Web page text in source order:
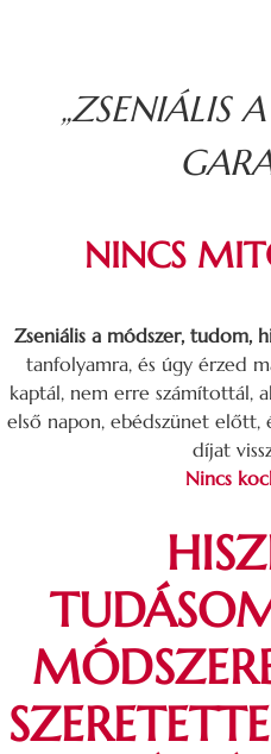
„ZSENIÁLIS
NINCS
Zseniális a módszer, tudom,
tanfolyamra, és úgy érzed
kaptál, nem erre számítottál,
első napon, ebédszünet előtt,
díjat
Nincs